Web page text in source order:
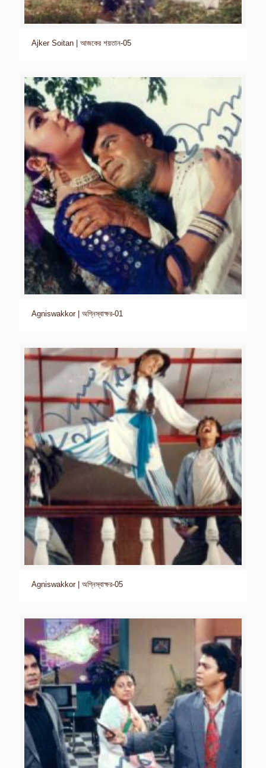
Ajker Soitan | আজকের শয়তান-05
Agniswakkor | অগ্নিস্বাক্ষর-01
Agniswakkor | অগ্নিস্বাক্ষর-05